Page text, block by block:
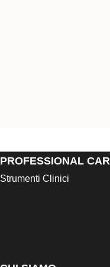
PROFESSIONAL
Strumenti Clinici